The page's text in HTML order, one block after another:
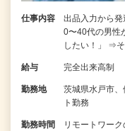
仕事内容
出品入力から
0〜40代の男性
したい！」 ⇒
給与 完全出来高制
勤務地
茨城県水戸市
ト勤務
勤務時間
リモートワー